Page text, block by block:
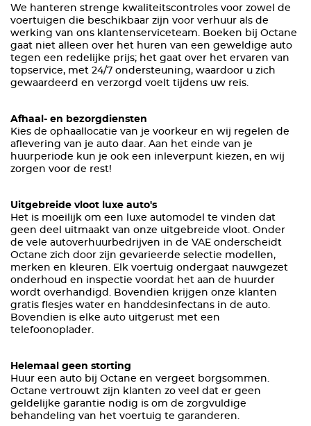
We hanteren strenge kwaliteitscontroles voor zowel de
voertuigen die beschikbaar zijn voor verhuur als de
werking van ons klantenserviceteam. Boeken bij Octane
gaat niet alleen over het huren van een geweldige auto
tegen een redelijke prijs; het gaat over het ervaren van
topservice, met 24/7 ondersteuning, waardoor u zich
gewaardeerd en verzorgd voelt tijdens uw reis.
Afhaal- en bezorgdiensten
Kies de ophaallocatie van je voorkeur en wij regelen de
aflevering van je auto daar. Aan het einde van je
huurperiode kun je ook een inleverpunt kiezen, en wij
zorgen voor de rest!
Uitgebreide vloot luxe auto's
Het is moeilijk om een luxe automodel te vinden dat
geen deel uitmaakt van onze uitgebreide vloot. Onder
de vele autoverhuurbedrijven in de VAE onderscheidt
Octane zich door zijn gevarieerde selectie modellen,
merken en kleuren. Elk voertuig ondergaat nauwgezet
onderhoud en inspectie voordat het aan de huurder
wordt overhandigd. Bovendien krijgen onze klanten
gratis flesjes water en handdesinfectans in de auto.
Bovendien is elke auto uitgerust met een
telefoonoplader.
Helemaal geen storting
Huur een auto bij Octane en vergeet borgsommen.
Octane vertrouwt zijn klanten zo veel dat er geen
geldelijke garantie nodig is om de zorgvuldige
behandeling van het voertuig te garanderen.